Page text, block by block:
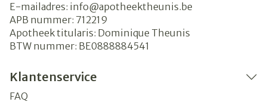
E-mailadres: info@apotheektheunis.be
APB nummer: 712219
Apotheek titularis: Dominique Theunis
BTW nummer: BE0888884541
Klantenservice
FAQ